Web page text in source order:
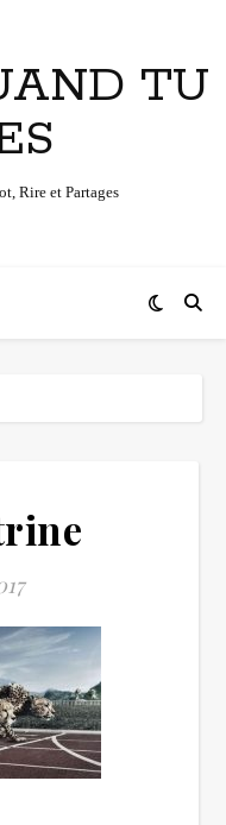
TU
Rire et Partages